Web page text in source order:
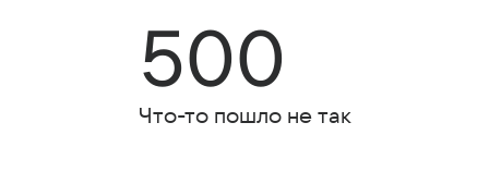
500
Что-то пошло не так